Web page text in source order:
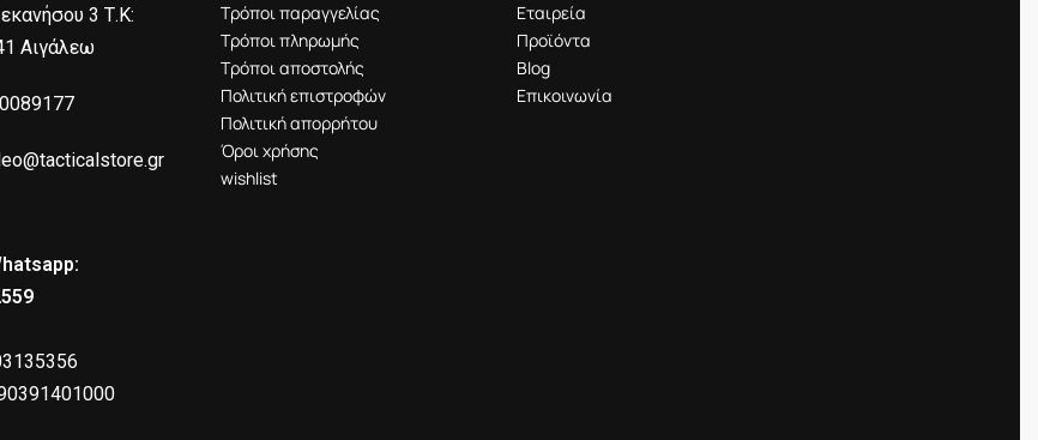
3 Τ.Κ:
Αιγάλεω
Τρόποι παραγγελίας
Τρόποι πληρωμής
Τρόποι αποστολής
Πολιτική επιστροφών
Πολιτική απορρήτου
Όροι χρήσης
wishlist
Εταιρεία
Προϊόντα
Blog
Επικοινωνία